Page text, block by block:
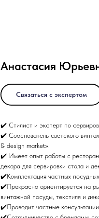
Анастасия
Связаться с экспертом
✔️ Стилист и эксперт по
✔️ Сооснователь светского
& design market».
✔️ Имеет опыт работы с
декора для сервировки стола и
✔️Комплектация частных
✔️Прекрасно ориентируется на
винтажной посуды, текстиля и
✔️Проводит частные